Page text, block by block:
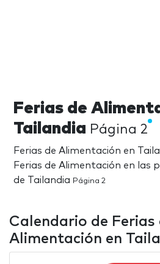
Ferias de
Tailandia Página 2
Ferias de Alimentación en
Ferias de Alimentación en las
de Tailandia Página 2
Calendario de Ferias
Alimentación en